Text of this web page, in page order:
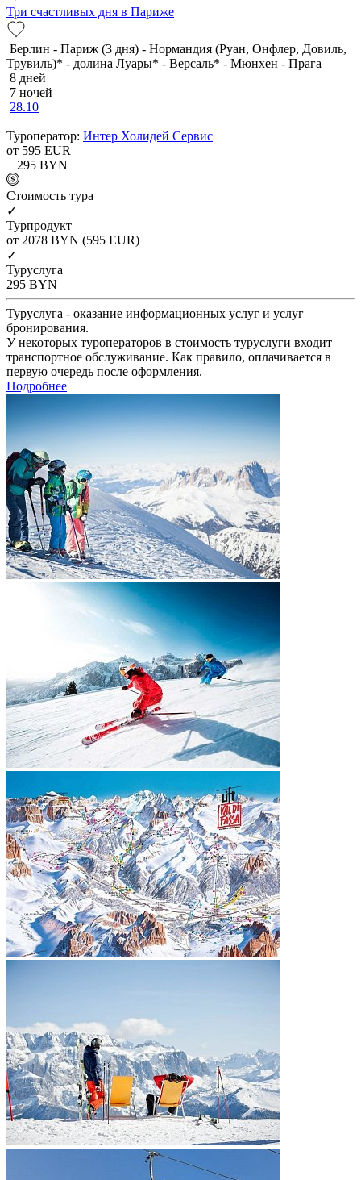
Три счастливых дня в Париже
Берлин - Париж (3 дня) - Нормандия (Руан, Онфлер, Довиль,
Трувиль)* - долина Луары* - Версаль* - Мюнхен - Прага
8 дней
7 ночей
28.10
Туроператор: Интер Холидей Сервис
от 595 EUR
+ 295 BYN
Cтоимость тура
✓
Турпродукт
от 2078 BYN (595 EUR)
✓
Туруслуга
295 BYN
Туруслуга - оказание информационных услуг и услуг
бронирования.
У некоторых туроператоров в стоимость туруслуги входит
транспортное обслуживание. Как правило, оплачивается в
первую очередь после оформления.
Подробнее